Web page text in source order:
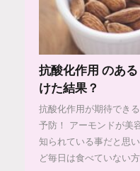
抗酸化作用 のあ
けた結果？
抗酸化作用が期待でき
予防！ アーモンドが美
知られている事だと思
ど毎日は食べていない